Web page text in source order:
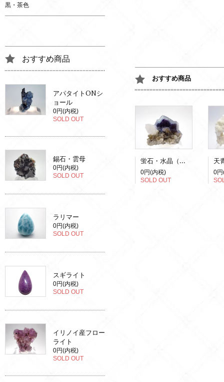
おすすめ商品
蛍石・水晶（蛍光）
0円(内税)
SOLD OUT
0
黒・茶色
おすすめ商品
アパタイトONシ
ョール
0円(内税)
SOLD OUT
錫石・雲母
0円(内税)
SOLD OUT
ラリマー
0円(内税)
SOLD OUT
スギライト
0円(内税)
SOLD OUT
イリノイ産フロー
ライト
0円(内税)
SOLD OUT